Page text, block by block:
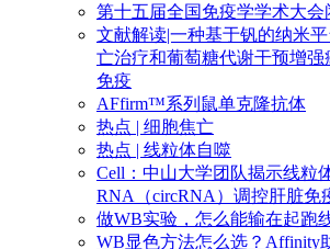
第十五届全国免疫学学术大会
文献解读|一种基于钒的纳米
亡治疗和葡萄糖代谢干预增
免疫
AFfirm™系列鼠单克隆抗体
热点 | 细胞焦亡
热点 | 线粒体自噬
Cell：中山大学团队揭示线粒
RNA（circRNA）调控肝脏免
做WB实验，怎么能输在起跑
WB显色方法怎么选？Affinity